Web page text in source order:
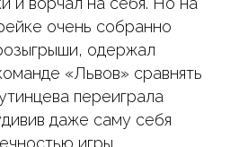
очень собранно
одержал
«Львов» сравнять
переиграла
даже саму себя
игры.